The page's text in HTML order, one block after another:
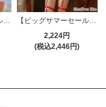
【ビッグサマーセール対象品】うっすら肌の透けるセクシーミニスカート(SKIRT) ホワイト
【ビッグサマーセール対象品】極限の露出でボンデージ感が止まらないガーターランジェリー(GARTER LINGERIE)
2,224円
(税込2,446円)